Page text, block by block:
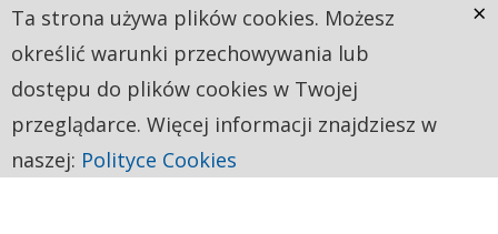
Ta strona używa plików cookies. Możesz
określić warunki przechowywania lub
dostępu do plików cookies w Twojej
przeglądarce. Więcej informacji znajdziesz w
naszej: Polityce Cookies
×